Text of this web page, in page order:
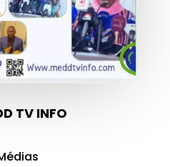
TV INFO